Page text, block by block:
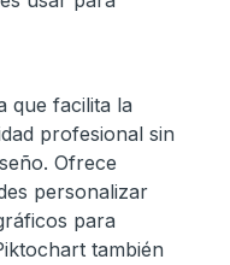
que facilita la
profesional sin
Ofrece
personalizar
para
también